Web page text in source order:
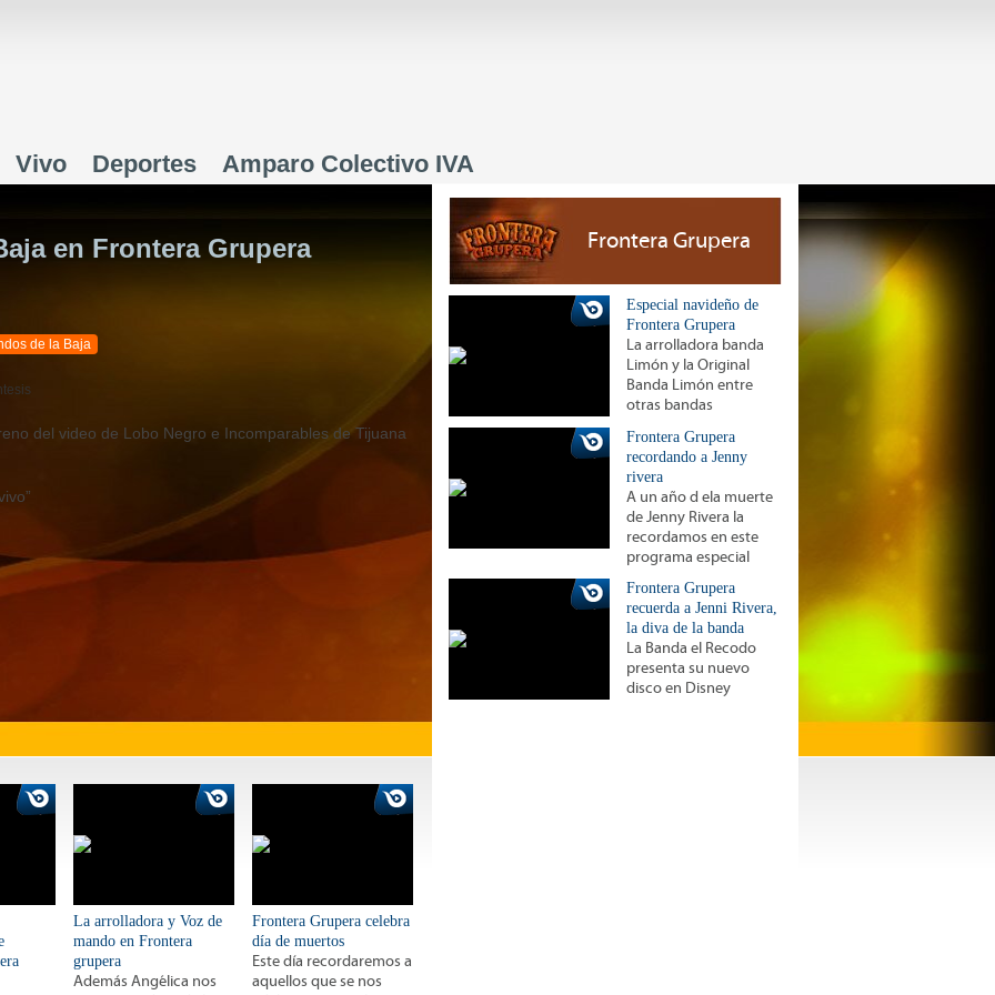
Vivo Deportes Amparo Colectivo IVA
en Frontera Grupera
de la Baja
del video de Lobo Negro e Incomparables de Tijuana
La arrolladora y Voz de
mando en Frontera
grupera
Además Angélica nos
Frontera Grupera celebra
día de muertos
Este día recordaremos a
aquellos que se nos
Frontera Grupera
Especial navideño de
Frontera Grupera
La arrolladora banda
Limón y la Original
Banda Limón entre
otras bandas
Frontera Grupera
recordando a Jenny
rivera
A un año d ela muerte
de Jenny Rivera la
recordamos en este
programa especial
Frontera Grupera
recuerda a Jenni Rivera,
la diva de la banda
La Banda el Recodo
presenta su nuevo
disco en Disney